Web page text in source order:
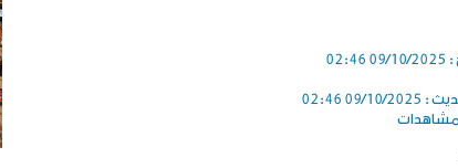
:
09/10/2025 02:46
:
09/10/2025 02:46